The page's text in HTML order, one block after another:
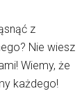
z
Nie wiesz
Wiemy, że
każdego!